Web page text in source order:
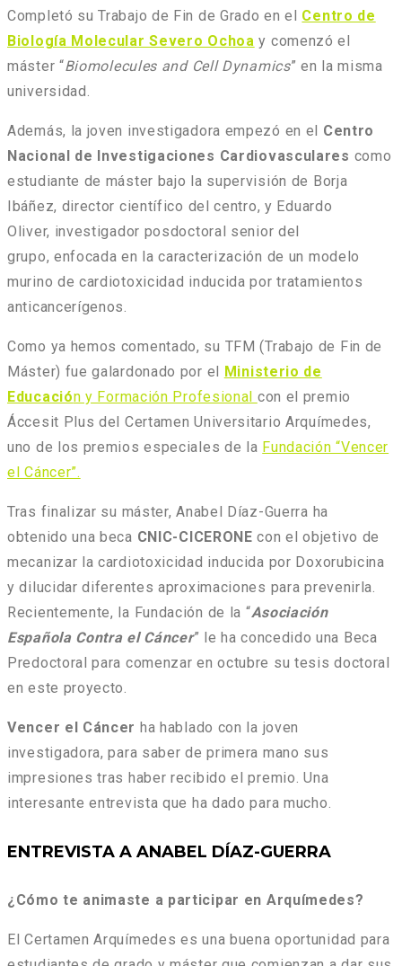
Completó su Trabajo de Fin de Grado en el Centro de
Biología Molecular Severo Ochoa y comenzó el
máster “Biomolecules and Cell Dynamics” en la misma
universidad.
Además, la joven investigadora empezó en el Centro
Nacional de Investigaciones Cardiovasculares como
estudiante de máster bajo la supervisión de Borja
Ibáñez, director científico del centro, y Eduardo
Oliver, investigador posdoctoral senior del
grupo, enfocada en la caracterización de un modelo
murino de cardiotoxicidad inducida por tratamientos
anticancerígenos.
Como ya hemos comentado, su TFM (Trabajo de Fin de
Máster) fue galardonado por el Ministerio de
Educación y Formación Profesional con el premio
Áccesit Plus del Certamen Universitario Arquímedes,
uno de los premios especiales de la Fundación “Vencer
el Cáncer”.
Tras finalizar su máster, Anabel Díaz-Guerra ha
obtenido una beca CNIC-CICERONE con el objetivo de
mecanizar la cardiotoxicidad inducida por Doxorubicina
y dilucidar diferentes aproximaciones para prevenirla.
Recientemente, la Fundación de la “Asociación
Española Contra el Cáncer” le ha concedido una Beca
Predoctoral para comenzar en octubre su tesis doctoral
en este proyecto.
Vencer el Cáncer ha hablado con la joven
investigadora, para saber de primera mano sus
impresiones tras haber recibido el premio. Una
interesante entrevista que ha dado para mucho.
ENTREVISTA A ANABEL DÍAZ-GUERRA
¿Cómo te animaste a participar en Arquímedes?
El Certamen Arquímedes es una buena oportunidad para